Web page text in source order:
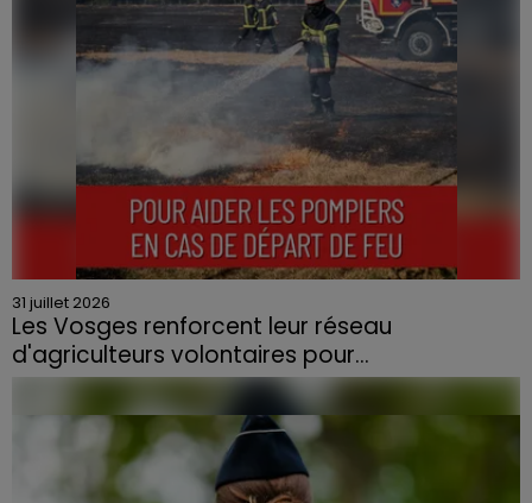
31 juillet 2026
Les Vosges renforcent leur réseau
d'agriculteurs volontaires pour...
Face à la sécheresse et aux risques de départs de feu,
la Chambre d'agriculture des Vosges a lancé un appel
aux agriculteurs volontaires pour venir en aide...